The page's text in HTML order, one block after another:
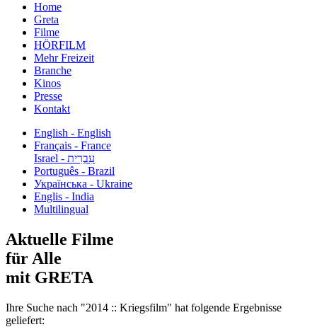
Home
Greta
Filme
HÖRFILM
Mehr Freizeit
Branche
Kinos
Presse
Kontakt
English - English
Français - France
עִבְרִית - Israel
Português - Brazil
Українська - Ukraine
Englis - India
Multilingual
Aktuelle Filme
für Alle
mit GRETA
Ihre Suche nach "2014 :: Kriegsfilm" hat folgende Ergebnisse
geliefert: